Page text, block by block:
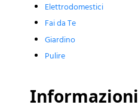
Elettrodomestici
Fai da Te
Giardino
Pulire
Informazioni